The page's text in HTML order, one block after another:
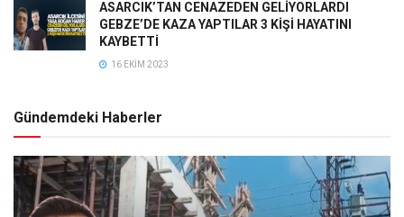
ASARCIK’TAN CENAZEDEN GELİYORLARDI
GEBZE’DE KAZA YAPTILAR 3 KİŞİ HAYATINI
KAYBETTİ
16 EKIM 2023
Gündemdeki Haberler